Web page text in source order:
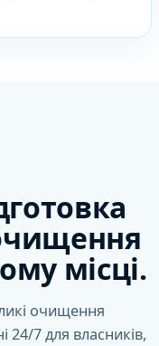
місці.
очищення
24/7 для власників,